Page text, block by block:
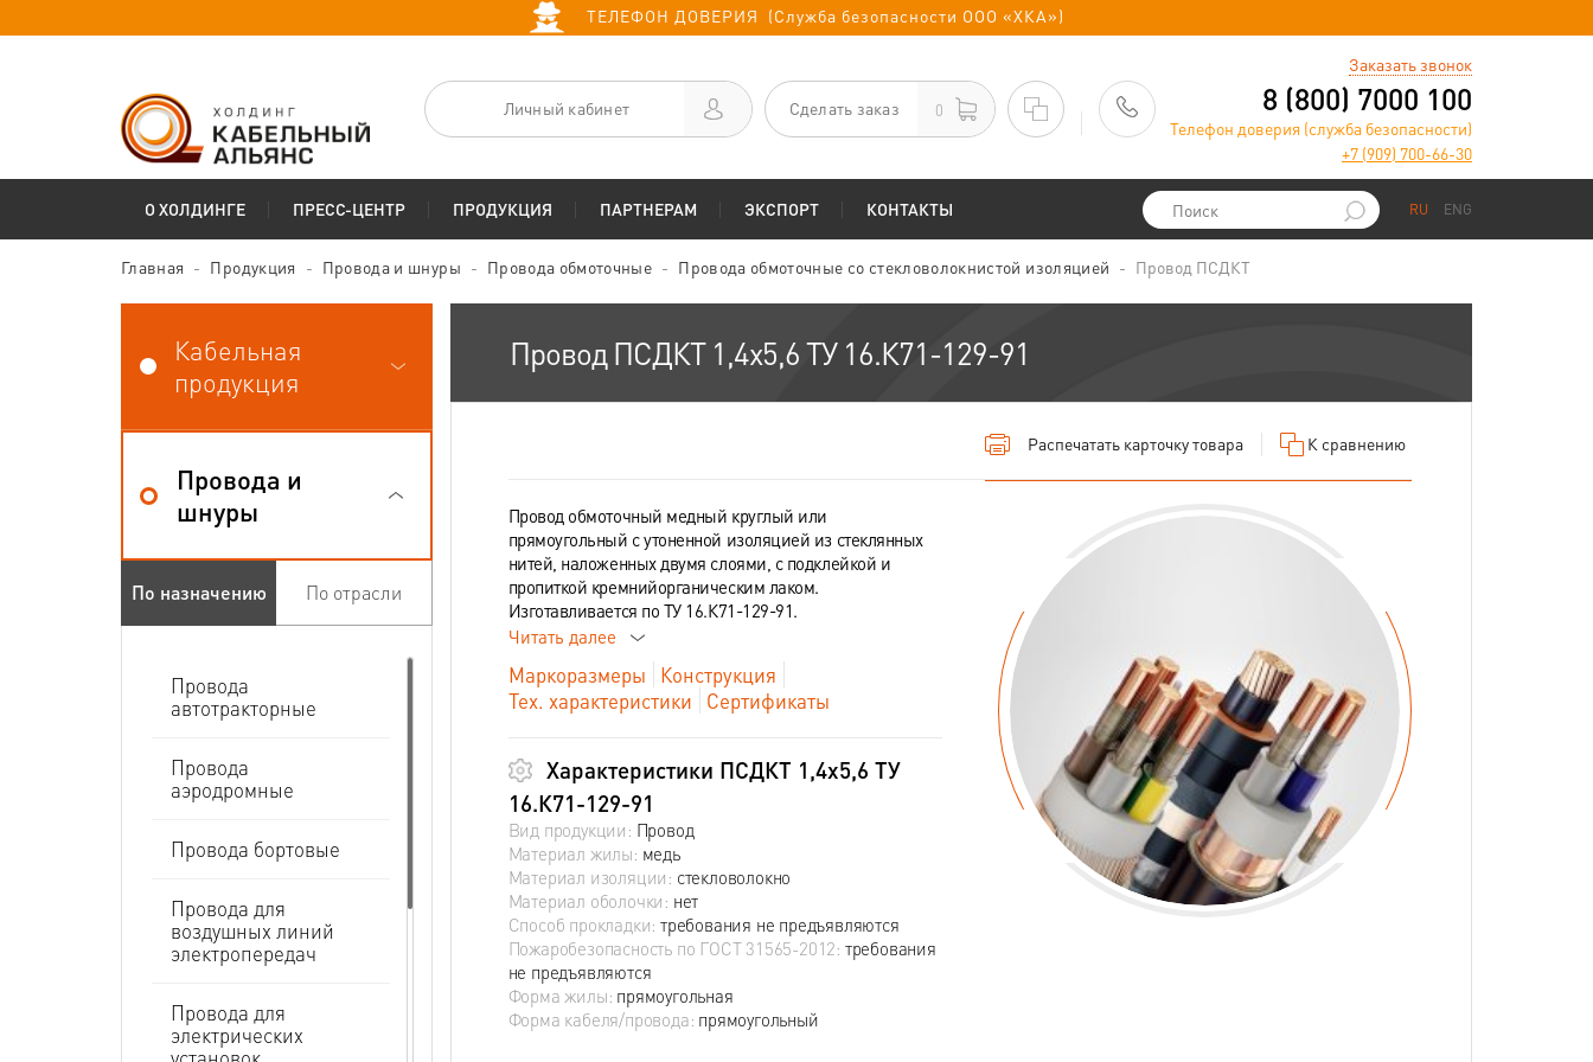
ТЕЛЕФОН ДОВЕРИЯ (Служба безопасности ООО «ХКА»)
Личный кабинет Сделать заказ 0
Заказать звонок
8 (800) 7000 100
Телефон доверия (служба безопасности)
+7 (909) 700-66-30
О ХОЛДИНГЕ ПРЕСС-ЦЕНТР ПРОДУКЦИЯ ПАРТНЕРАМ ЭКСПОРТ КОНТАКТЫ RU ENG
Главная Продукция Провода и шнуры Провода обмоточные Провода обмоточные со стекловолокнистой изоляцией Провод ПСДКТ
Кабельная
продукция
Провода и
шнуры
По назначению По отрасли
Провода
автотракторные
Провода
аэродромные
Провода бортовые
Провода для
воздушных линий
электропередач
Провода для
электрических
Провод ПСДКТ 1,4х5,6 ТУ 16.К71-129-91
Распечатать карточку товара К сравнению
Провод обмоточный медный круглый или
прямоугольный с утоненной изоляцией из стеклянных
нитей, наложенных двумя слоями, с подклейкой и
пропиткой кремнийорганическим лаком.
Изготавливается по ТУ 16.К71-129-91.
Читать далее
Маркоразмеры
Конструкция
Тех. характеристики
Сертификаты
Характеристики ПСДКТ 1,4х5,6 ТУ
16.К71-129-91
Вид продукции: Провод
Материал жилы: медь
Материал изоляции: стекловолокно
Материал оболочки: нет
Способ прокладки: требования не предъявляются
Пожаробезопасность по ГОСТ 31565-2012: требования
не предъявляются
Форма жилы: прямоугольная
Форма кабеля/провода: прямоугольный